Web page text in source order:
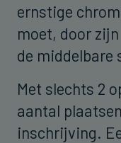
ernstige
moet, door
de middelbare
Met slechts 2
aantal
inschrijving.